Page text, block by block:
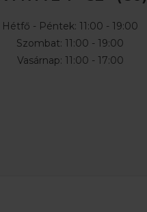
Hétfő - Péntek: 11:00 - 19:00
Szombat: 11:00 - 19:00
Vasárnap: 11:00 - 17:00